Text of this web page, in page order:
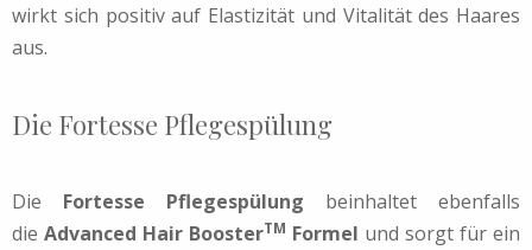
wirkt sich positiv auf Elastizität und Vitalität des Haares
aus.
Die Fortesse Pflegespülung
Die Fortesse Pflegespülung beinhaltet ebenfalls
die Advanced Hair BoosterTM Formel und sorgt für ein